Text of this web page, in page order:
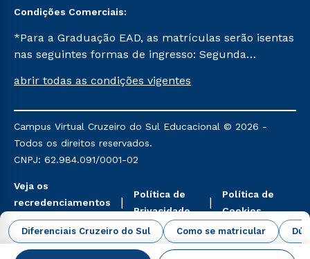
Diferenciais Cruzeiro do Sul Como se matricular
Condições Comerciais:
*Para a Graduação EAD, as matrículas serão isentas
nas seguintes formas de ingresso: Segunda
Já para as demais, a taxa de matrícula será de R$
mencionadas são referentes aos cursos: Ensino
Religioso, Geografia para a Docência e Metodologia
do Ensino de História: Questões Atuais.
abrir todas as condições vigentes
Campus Virtual Cruzeiro do Sul Educacional © 2026 -
Todos os direitos reservados.
CNPJ: 62.984.091/0001-02
Veja os
recredenciamentos
aqui
Política de
Privacidade
Política de
Cookies